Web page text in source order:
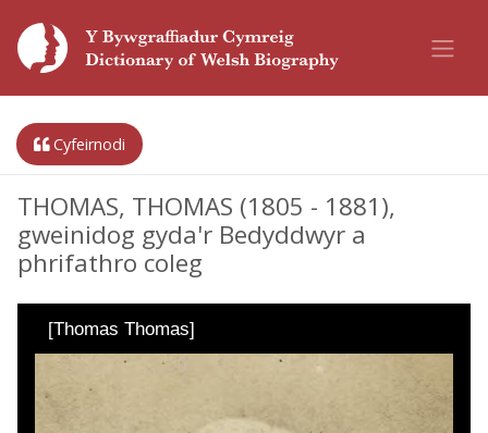
Cyfeirnodi
THOMAS, THOMAS (1805 - 1881),
gweinidog gyda'r Bedyddwyr a
phrifathro coleg
[Thomas Thomas]